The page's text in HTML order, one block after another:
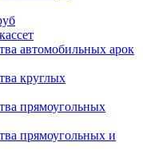
автомобильных арок
круглых
прямоугольных
прямоугольных и